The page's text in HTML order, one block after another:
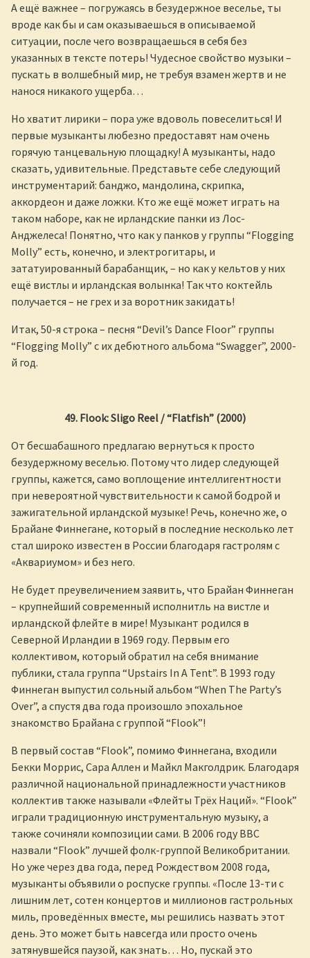
А ещё важнее – погружаясь в безудержное веселье, ты
вроде как бы и сам оказываешься в описываемой
ситуации, после чего возвращаешься в себя без
указанных в тексте потерь! Чудесное свойство музыки –
пускать в волшебный мир, не требуя взамен жертв и не
нанося никакого ущерба…
Но хватит лирики – пора уже вдоволь повеселиться! И
первые музыканты любезно предоставят нам очень
горячую танцевальную площадку! А музыканты, надо
сказать, удивительные. Представьте себе следующий
инструментарий: банджо, мандолина, скрипка,
аккордеон и даже ложки. Кто же ещё может играть на
таком наборе, как не ирландские панки из Лос-
Анджелеса! Понятно, что как у панков у группы “Flogging
Molly” есть, конечно, и электрогитары, и
зататуированный барабанщик, – но как у кельтов у них
ещё вистлы и ирландская волынка! Так что коктейль
получается – не грех и за воротник закидать!
Итак, 50-я строка – песня “Devil’s Dance Floor” группы
“Flogging Molly” с их дебютного альбома “Swagger”, 2000-
й год.
49. Flook:Sligo Reel / “Flatfish” (2000)
От бесшабашного предлагаю вернуться к просто
безудержному веселью. Потому что лидер следующей
группы, кажется, само воплощение интеллигентности
при невероятной чувствительности к самой бодрой и
зажигательной ирландской музыке! Речь, конечно же, о
Брайане Финнегане, который в последние несколько лет
стал широко известен в России благодаря гастролям с
«Аквариумом» и без него.
Не будет преувеличением заявить, что Брайан Финнеган
– крупнейший современный исполнитль на вистле и
ирландской флейте в мире! Музыкант родился в
Северной Ирландии в 1969 году. Первым его
коллективом, который обратил на себя внимание
публики, стала группа “Upstairs In A Tent”. В 1993 году
Финнеган выпустил сольный альбом “When The Party’s
Over”, а спустя два года произошло эпохальное
знакомство Брайана с группой “Flook”!
В первый состав “Flook”, помимо Финнегана, входили
Бекки Моррис, Сара Аллен и Майкл Макголдрик. Благодаря
различной национальной принадлежности участников
коллектив также называли «Флейты Трёх Наций». “Flook”
играли традиционную инструментальную музыку, а
также сочиняли композиции сами. В 2006 году BBC
назвали “Flook” лучшей фолк-группой Великобритании.
Но уже через два года, перед Рождеством 2008 года,
музыканты объявили о роспуске группы. «После 13-ти с
лишним лет, сотен концертов и миллионов гастрольных
миль, проведённых вместе, мы решились назвать этот
день. Это может быть навсегда или просто очень
затянувшейся паузой, как знать… Но, пускай это